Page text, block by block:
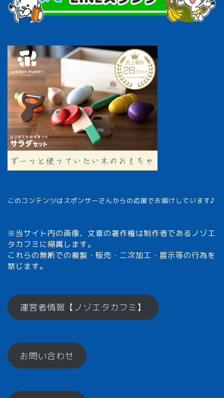
このコンテンツはスポンサーさんからの応援でお届けしています♪
※当サイト内の画像、文章の著作権は制作者であるノゾエ
タカフミに帰属します。
これらの無断での複製・販売・二次加工・展示等の行為を
禁じます。
運営者情報【ノゾエタカフミ】
お問い合わせ
メモざるとは？